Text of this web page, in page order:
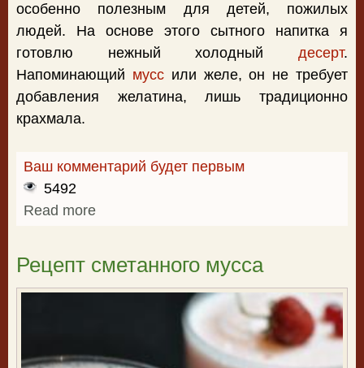
особенно полезным для детей, пожилых
людей. На основе этого сытного напитка я
готовлю нежный холодный десерт.
Напоминающий муссили желе, он не требует
добавления желатина, лишь традиционно
крахмала.
Ваш комментарий будет первым
5492
Read more
Рецепт сметанного мусса